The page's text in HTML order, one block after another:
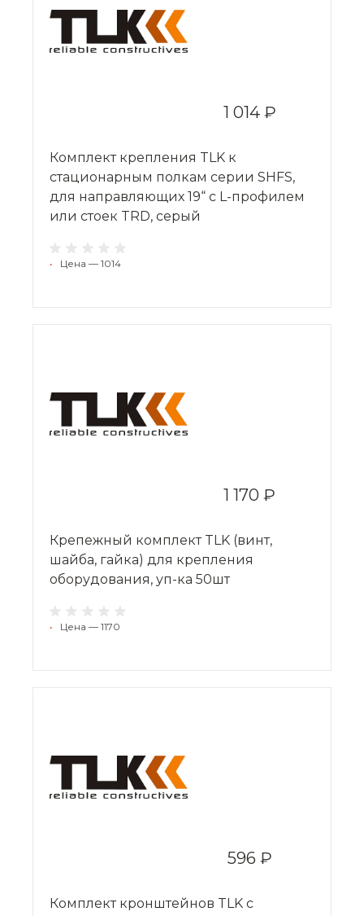
1 014 ₽
Комплект крепления TLK к
стационарным полкам серии SHFS,
для направляющих 19“ с L-профилем
или стоек TRD, серый
• Цена — 1014
1 170 ₽
Крепежный комплект TLK (винт,
шайба, гайка) для крепления
оборудования, уп-ка 50шт
• Цена — 1170
596 ₽
Комплект кронштейнов TLK с